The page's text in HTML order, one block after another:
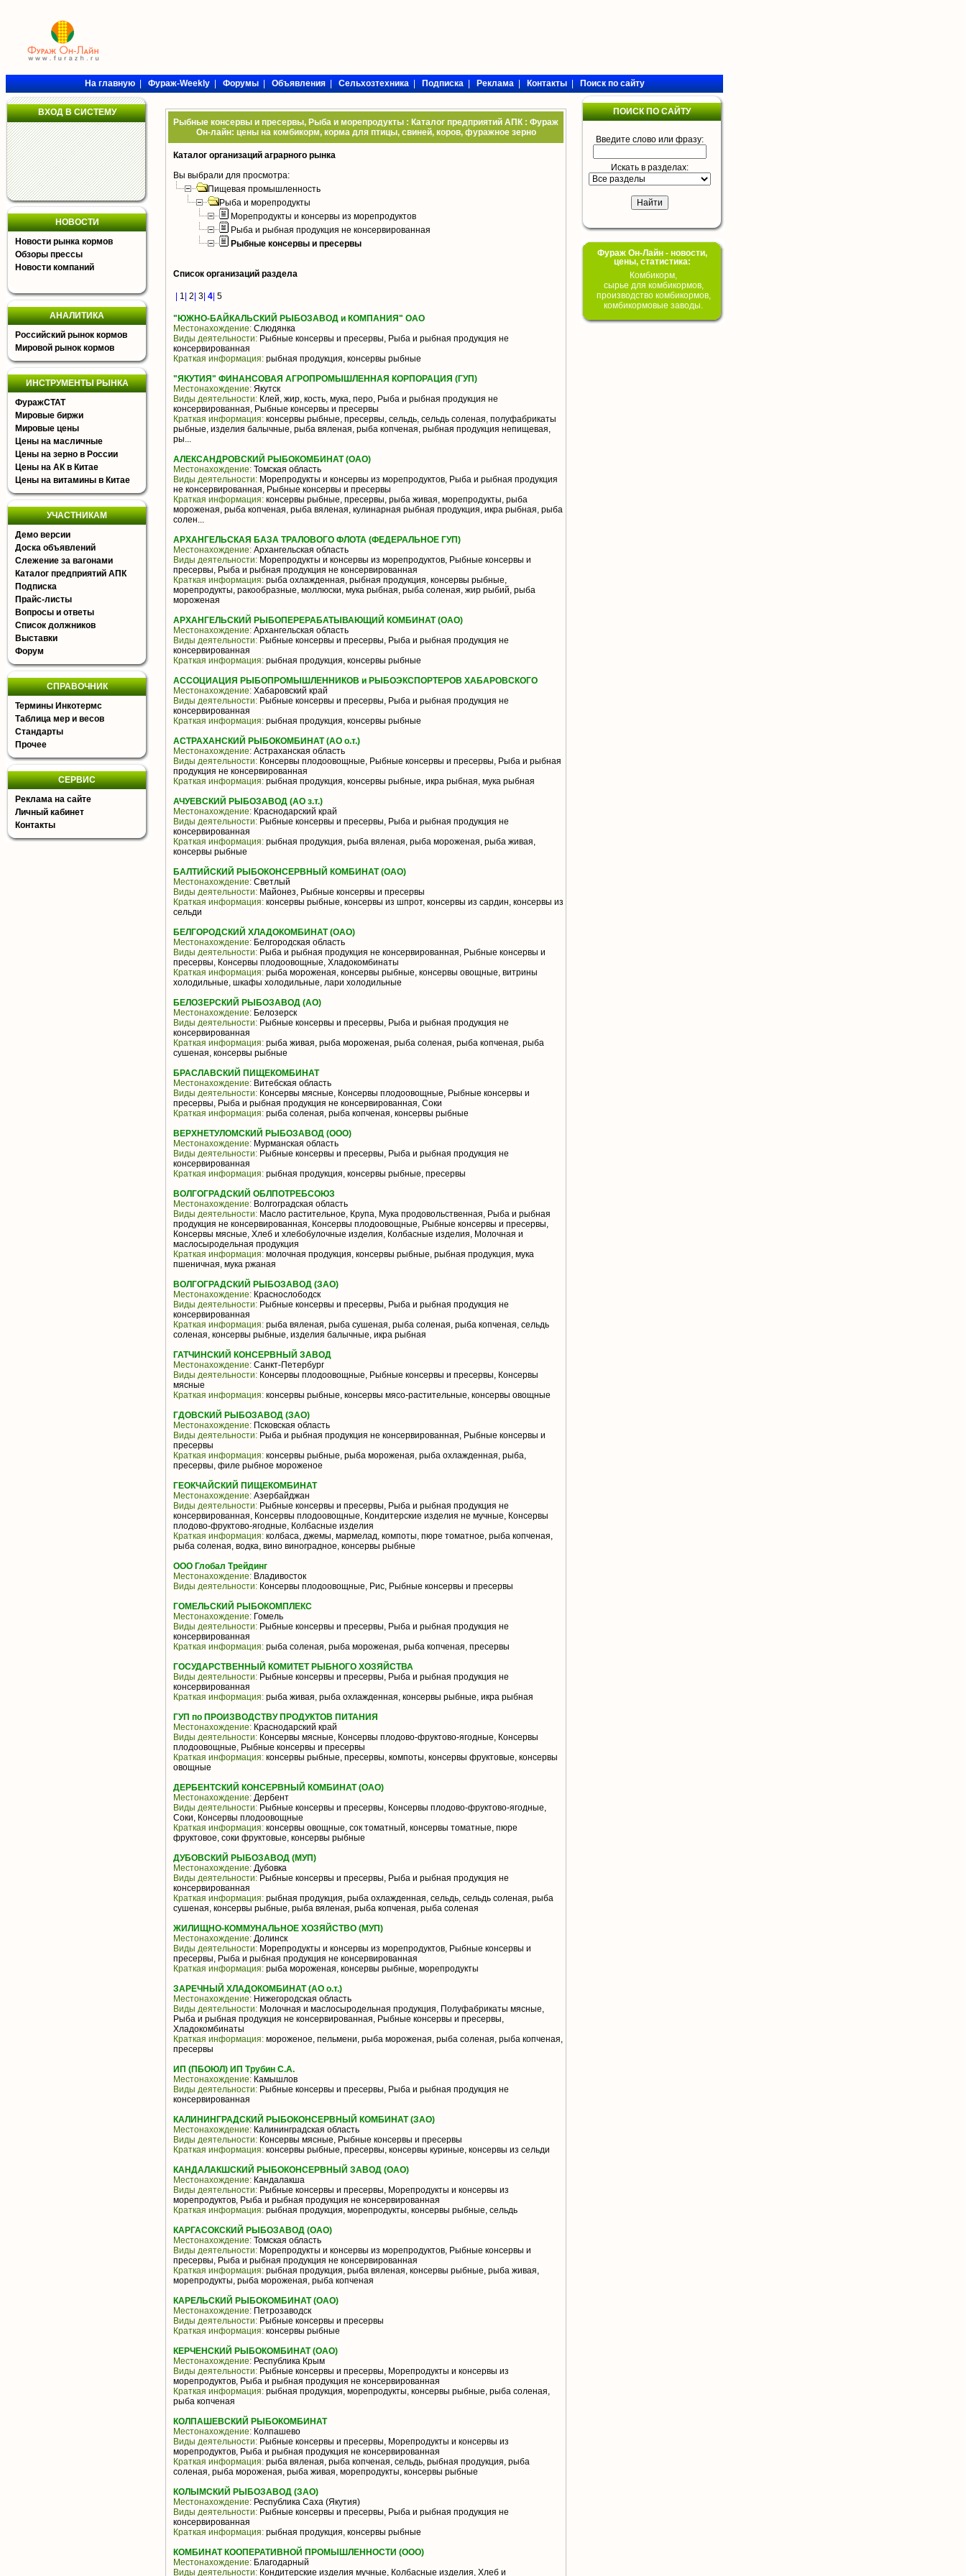
На главную|Фураж-Weekly|Форумы|Объявления|Сельхозтехника|Подписка|Реклама|Контакты|Поиск по сайту
ВХОД В СИСТЕМУ
НОВОСТИ
Новости рынка кормов
Обзоры прессы
Новости компаний
АНАЛИТИКА
Российский рынок кормов
Мировой рынок кормов
ИНСТРУМЕНТЫ РЫНКА
ФуражСТАТ
Мировые биржи
Мировые цены
Цены на масличные
Цены на зерно в России
Цены на АК в Китае
Цены на витамины в Китае
УЧАСТНИКАМ
Демо версии
Доска объявлений
Слежение за вагонами
Каталог предприятий АПК
Подписка
Прайс-листы
Вопросы и ответы
Список должников
Выставки
Форум
СПРАВОЧНИК
Термины Инкотермс
Таблица мер и весов
Стандарты
Прочее
СЕРВИС
Реклама на сайте
Личный кабинет
Контакты
Рыбные консервы и пресервы, Рыба и морепродукты : Каталог предприятий АПК : Фураж
Он-лайн: цены на комбикорм, корма для птицы, свиней, коров, фуражное зерно
Каталог организаций аграрного рынка
Вы выбрали для просмотра:
Пищевая промышленность
Рыба и морепродукты
Морепродукты и консервы из морепродуктов
Рыба и рыбная продукция не консервированная
Рыбные консервы и пресервы
Список организаций раздела
1 2 3 4 5
"ЮЖНО-БАЙКАЛЬСКИЙ РЫБОЗАВОД и КОМПАНИЯ" ОАО
Местонахождение: Слюдянка
Виды деятельности: Рыбные консервы и пресервы, Рыба и рыбная продукция не
консервированная
Краткая информация: рыбная продукция, консервы рыбные
"ЯКУТИЯ" ФИНАНСОВАЯ АГРОПРОМЫШЛЕННАЯ КОРПОРАЦИЯ (ГУП)
Местонахождение: Якутск
Виды деятельности: Клей, жир, кость, мука, перо, Рыба и рыбная продукция не
консервированная, Рыбные консервы и пресервы
Краткая информация: консервы рыбные, пресервы, сельдь, сельдь соленая, полуфабрикаты
рыбные, изделия балычные, рыба вяленая, рыба копченая, рыбная продукция непищевая,
ры...
АЛЕКСАНДРОВСКИЙ РЫБОКОМБИНАТ (ОАО)
Местонахождение: Томская область
Виды деятельности: Морепродукты и консервы из морепродуктов, Рыба и рыбная продукция
не консервированная, Рыбные консервы и пресервы
Краткая информация: консервы рыбные, пресервы, рыба живая, морепродукты, рыба
мороженая, рыба копченая, рыба вяленая, кулинарная рыбная продукция, икра рыбная, рыба
солен...
АРХАНГЕЛЬСКАЯ БАЗА ТРАЛОВОГО ФЛОТА (ФЕДЕРАЛЬНОЕ ГУП)
Местонахождение: Архангельская область
Виды деятельности: Морепродукты и консервы из морепродуктов, Рыбные консервы и
пресервы, Рыба и рыбная продукция не консервированная
Краткая информация: рыба охлажденная, рыбная продукция, консервы рыбные,
морепродукты, ракообразные, моллюски, мука рыбная, рыба соленая, жир рыбий, рыба
мороженая
АРХАНГЕЛЬСКИЙ РЫБОПЕРЕРАБАТЫВАЮЩИЙ КОМБИНАТ (ОАО)
Местонахождение: Архангельская область
Виды деятельности: Рыбные консервы и пресервы, Рыба и рыбная продукция не
консервированная
Краткая информация: рыбная продукция, консервы рыбные
АССОЦИАЦИЯ РЫБОПРОМЫШЛЕННИКОВ и РЫБОЭКСПОРТЕРОВ ХАБАРОВСКОГО
Местонахождение: Хабаровский край
Виды деятельности: Рыбные консервы и пресервы, Рыба и рыбная продукция не
консервированная
Краткая информация: рыбная продукция, консервы рыбные
АСТРАХАНСКИЙ РЫБОКОМБИНАТ (АО о.т.)
Местонахождение: Астраханская область
Виды деятельности: Консервы плодоовощные, Рыбные консервы и пресервы, Рыба и рыбная
продукция не консервированная
Краткая информация: рыбная продукция, консервы рыбные, икра рыбная, мука рыбная
АЧУЕВСКИЙ РЫБОЗАВОД (АО з.т.)
Местонахождение: Краснодарский край
Виды деятельности: Рыбные консервы и пресервы, Рыба и рыбная продукция не
консервированная
Краткая информация: рыбная продукция, рыба вяленая, рыба мороженая, рыба живая,
консервы рыбные
БАЛТИЙСКИЙ РЫБОКОНСЕРВНЫЙ КОМБИНАТ (ОАО)
Местонахождение: Светлый
Виды деятельности: Майонез, Рыбные консервы и пресервы
Краткая информация: консервы рыбные, консервы из шпрот, консервы из сардин, консервы из
сельди
БЕЛГОРОДСКИЙ ХЛАДОКОМБИНАТ (ОАО)
Местонахождение: Белгородская область
Виды деятельности: Рыба и рыбная продукция не консервированная, Рыбные консервы и
пресервы, Консервы плодоовощные, Хладокомбинаты
Краткая информация: рыба мороженая, консервы рыбные, консервы овощные, витрины
холодильные, шкафы холодильные, лари холодильные
БЕЛОЗЕРСКИЙ РЫБОЗАВОД (АО)
Местонахождение: Белозерск
Виды деятельности: Рыбные консервы и пресервы, Рыба и рыбная продукция не
консервированная
Краткая информация: рыба живая, рыба мороженая, рыба соленая, рыба копченая, рыба
сушеная, консервы рыбные
БРАСЛАВСКИЙ ПИЩЕКОМБИНАТ
Местонахождение: Витебская область
Виды деятельности: Консервы мясные, Консервы плодоовощные, Рыбные консервы и
пресервы, Рыба и рыбная продукция не консервированная, Соки
Краткая информация: рыба соленая, рыба копченая, консервы рыбные
ВЕРХНЕТУЛОМСКИЙ РЫБОЗАВОД (ООО)
Местонахождение: Мурманская область
Виды деятельности: Рыбные консервы и пресервы, Рыба и рыбная продукция не
консервированная
Краткая информация: рыбная продукция, консервы рыбные, пресервы
ВОЛГОГРАДСКИЙ ОБЛПОТРЕБСОЮЗ
Местонахождение: Волгоградская область
Виды деятельности: Масло растительное, Крупа, Мука продовольственная, Рыба и рыбная
продукция не консервированная, Консервы плодоовощные, Рыбные консервы и пресервы,
Консервы мясные, Хлеб и хлебобулочные изделия, Колбасные изделия, Молочная и
маслосыродельная продукция
Краткая информация: молочная продукция, консервы рыбные, рыбная продукция, мука
пшеничная, мука ржаная
ВОЛГОГРАДСКИЙ РЫБОЗАВОД (ЗАО)
Местонахождение: Краснослободск
Виды деятельности: Рыбные консервы и пресервы, Рыба и рыбная продукция не
консервированная
Краткая информация: рыба вяленая, рыба сушеная, рыба соленая, рыба копченая, сельдь
соленая, консервы рыбные, изделия балычные, икра рыбная
ГАТЧИНСКИЙ КОНСЕРВНЫЙ ЗАВОД
Местонахождение: Санкт-Петербург
Виды деятельности: Консервы плодоовощные, Рыбные консервы и пресервы, Консервы
мясные
Краткая информация: консервы рыбные, консервы мясо-растительные, консервы овощные
ГДОВСКИЙ РЫБОЗАВОД (ЗАО)
Местонахождение: Псковская область
Виды деятельности: Рыба и рыбная продукция не консервированная, Рыбные консервы и
пресервы
Краткая информация: консервы рыбные, рыба мороженая, рыба охлажденная, рыба,
пресервы, филе рыбное мороженое
ГЕОКЧАЙСКИЙ ПИЩЕКОМБИНАТ
Местонахождение: Азербайджан
Виды деятельности: Рыбные консервы и пресервы, Рыба и рыбная продукция не
консервированная, Консервы плодоовощные, Кондитерские изделия не мучные, Консервы
плодово-фруктово-ягодные, Колбасные изделия
Краткая информация: колбаса, джемы, мармелад, компоты, пюре томатное, рыба копченая,
рыба соленая, водка, вино виноградное, консервы рыбные
ООО Глобал Трейдинг
Местонахождение: Владивосток
Виды деятельности: Консервы плодоовощные, Рис, Рыбные консервы и пресервы
ГОМЕЛЬСКИЙ РЫБОКОМПЛЕКС
Местонахождение: Гомель
Виды деятельности: Рыбные консервы и пресервы, Рыба и рыбная продукция не
консервированная
Краткая информация: рыба соленая, рыба мороженая, рыба копченая, пресервы
ГОСУДАРСТВЕННЫЙ КОМИТЕТ РЫБНОГО ХОЗЯЙСТВА
Виды деятельности: Рыбные консервы и пресервы, Рыба и рыбная продукция не
консервированная
Краткая информация: рыба живая, рыба охлажденная, консервы рыбные, икра рыбная
ГУП по ПРОИЗВОДСТВУ ПРОДУКТОВ ПИТАНИЯ
Местонахождение: Краснодарский край
Виды деятельности: Консервы мясные, Консервы плодово-фруктово-ягодные, Консервы
плодоовощные, Рыбные консервы и пресервы
Краткая информация: консервы рыбные, пресервы, компоты, консервы фруктовые, консервы
овощные
ДЕРБЕНТСКИЙ КОНСЕРВНЫЙ КОМБИНАТ (ОАО)
Местонахождение: Дербент
Виды деятельности: Рыбные консервы и пресервы, Консервы плодово-фруктово-ягодные,
Соки, Консервы плодоовощные
Краткая информация: консервы овощные, сок томатный, консервы томатные, пюре
фруктовое, соки фруктовые, консервы рыбные
ДУБОВСКИЙ РЫБОЗАВОД (МУП)
Местонахождение: Дубовка
Виды деятельности: Рыбные консервы и пресервы, Рыба и рыбная продукция не
консервированная
Краткая информация: рыбная продукция, рыба охлажденная, сельдь, сельдь соленая, рыба
сушеная, консервы рыбные, рыба вяленая, рыба копченая, рыба соленая
ЖИЛИЩНО-КОММУНАЛЬНОЕ ХОЗЯЙСТВО (МУП)
Местонахождение: Долинск
Виды деятельности: Морепродукты и консервы из морепродуктов, Рыбные консервы и
пресервы, Рыба и рыбная продукция не консервированная
Краткая информация: рыба мороженая, консервы рыбные, морепродукты
ЗАРЕЧНЫЙ ХЛАДОКОМБИНАТ (АО о.т.)
Местонахождение: Нижегородская область
Виды деятельности: Молочная и маслосыродельная продукция, Полуфабрикаты мясные,
Рыба и рыбная продукция не консервированная, Рыбные консервы и пресервы,
Хладокомбинаты
Краткая информация: мороженое, пельмени, рыба мороженая, рыба соленая, рыба копченая,
пресервы
ИП (ПБОЮЛ) ИП Трубин С.А.
Местонахождение: Камышлов
Виды деятельности: Рыбные консервы и пресервы, Рыба и рыбная продукция не
консервированная
КАЛИНИНГРАДСКИЙ РЫБОКОНСЕРВНЫЙ КОМБИНАТ (ЗАО)
Местонахождение: Калининградская область
Виды деятельности: Консервы мясные, Рыбные консервы и пресервы
Краткая информация: консервы рыбные, пресервы, консервы куриные, консервы из сельди
КАНДАЛАКШСКИЙ РЫБОКОНСЕРВНЫЙ ЗАВОД (ОАО)
Местонахождение: Кандалакша
Виды деятельности: Рыбные консервы и пресервы, Морепродукты и консервы из
морепродуктов, Рыба и рыбная продукция не консервированная
Краткая информация: рыбная продукция, морепродукты, консервы рыбные, сельдь
КАРГАСОКСКИЙ РЫБОЗАВОД (ОАО)
Местонахождение: Томская область
Виды деятельности: Морепродукты и консервы из морепродуктов, Рыбные консервы и
пресервы, Рыба и рыбная продукция не консервированная
Краткая информация: рыбная продукция, рыба вяленая, консервы рыбные, рыба живая,
морепродукты, рыба мороженая, рыба копченая
КАРЕЛЬСКИЙ РЫБОКОМБИНАТ (ОАО)
Местонахождение: Петрозаводск
Виды деятельности: Рыбные консервы и пресервы
Краткая информация: консервы рыбные
КЕРЧЕНСКИЙ РЫБОКОМБИНАТ (ОАО)
Местонахождение: Республика Крым
Виды деятельности: Рыбные консервы и пресервы, Морепродукты и консервы из
морепродуктов, Рыба и рыбная продукция не консервированная
Краткая информация: рыбная продукция, морепродукты, консервы рыбные, рыба соленая,
рыба копченая
КОЛПАШЕВСКИЙ РЫБОКОМБИНАТ
Местонахождение: Колпашево
Виды деятельности: Рыбные консервы и пресервы, Морепродукты и консервы из
морепродуктов, Рыба и рыбная продукция не консервированная
Краткая информация: рыба вяленая, рыба копченая, сельдь, рыбная продукция, рыба
соленая, рыба мороженая, рыба живая, морепродукты, консервы рыбные
КОЛЫМСКИЙ РЫБОЗАВОД (ЗАО)
Местонахождение: Республика Саха (Якутия)
Виды деятельности: Рыбные консервы и пресервы, Рыба и рыбная продукция не
консервированная
Краткая информация: рыбная продукция, консервы рыбные
КОМБИНАТ КООПЕРАТИВНОЙ ПРОМЫШЛЕННОСТИ (ООО)
Местонахождение: Благодарный
Виды деятельности: Кондитерские изделия мучные, Колбасные изделия, Хлеб и
ПОИСК ПО САЙТУ
Введите слово или фразу:
Искать в разделах:
Фураж Он-Лайн - новости,
цены, статистика:
Комбикорм,
сырье для комбикормов,
производство комбикормов,
комбикормовые заводы.